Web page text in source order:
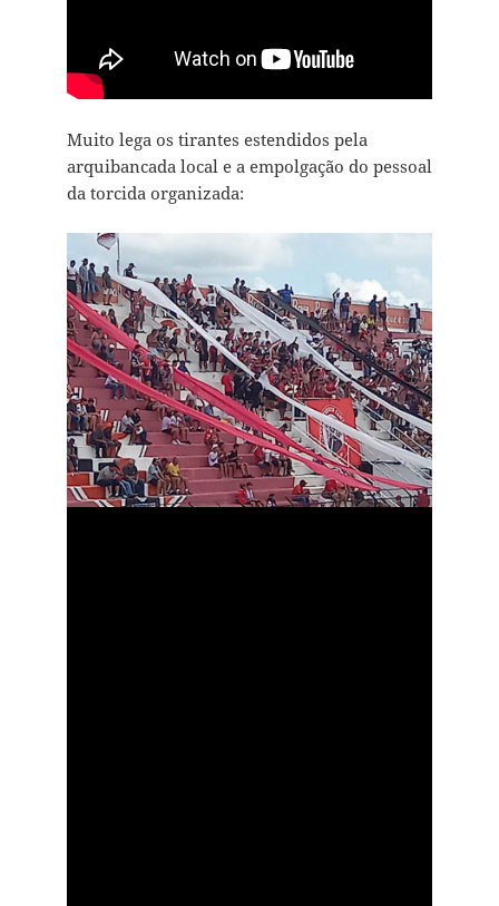
Muito lega os tirantes estendidos pela
arquibancada local e a empolgação do pessoal
da torcida organizada: